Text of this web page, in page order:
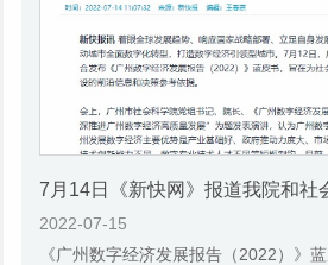
2022-07-15
《广州数字经济发展报告（2022）》